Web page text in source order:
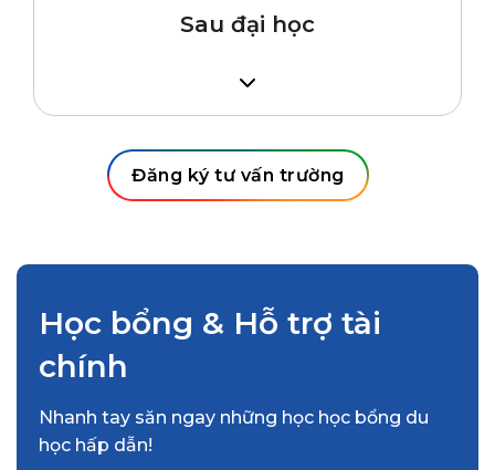
Sau đại học
Đăng ký tư vấn trường
Học bổng & Hỗ trợ tài
chính
Nhanh tay săn ngay những học học bổng du
học hấp dẫn!